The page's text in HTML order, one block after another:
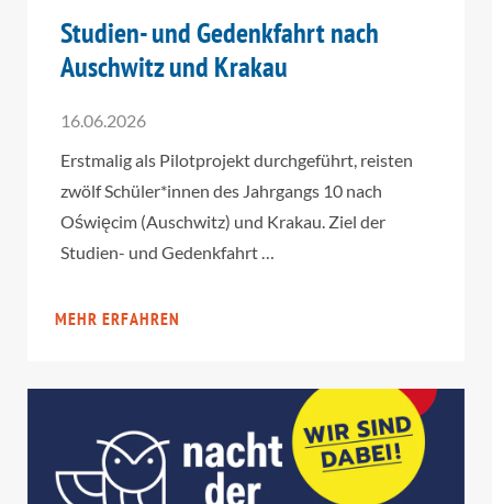
Studien- und Gedenkfahrt nach
Auschwitz und Krakau
16.06.2026
Erstmalig als Pilotprojekt durchgeführt, reisten
zwölf Schüler*innen des Jahrgangs 10 nach
Oświęcim (Auschwitz) und Krakau. Ziel der
Studien- und Gedenkfahrt …
MEHR ERFAHREN